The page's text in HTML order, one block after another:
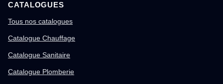
CATALOGUES
Tous nos catalogues
Catalogue Chauffage
Catalogue Sanitaire
Catalogue Plomberie